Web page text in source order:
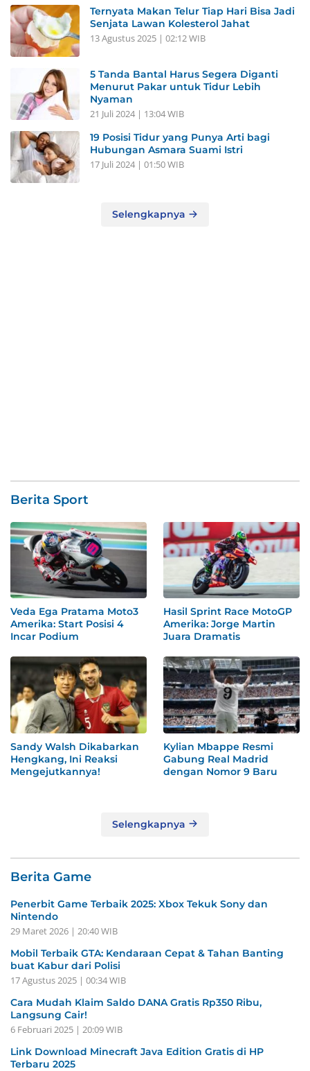
Ternyata Makan Telur Tiap Hari Bisa Jadi
Senjata Lawan Kolesterol Jahat
13 Agustus 2025 | 02:12 WIB
5 Tanda Bantal Harus Segera Diganti
Menurut Pakar untuk Tidur Lebih
Nyaman
21 Juli 2024 | 13:04 WIB
19 Posisi Tidur yang Punya Arti bagi
Hubungan Asmara Suami Istri
17 Juli 2024 | 01:50 WIB
Selengkapnya
Berita Sport
Veda Ega Pratama Moto3
Amerika: Start Posisi 4
Incar Podium
Hasil Sprint Race MotoGP
Amerika: Jorge Martin
Juara Dramatis
Sandy Walsh Dikabarkan
Hengkang, Ini Reaksi
Mengejutkannya!
Kylian Mbappe Resmi
Gabung Real Madrid
dengan Nomor 9 Baru
Selengkapnya
Berita Game
Penerbit Game Terbaik 2025: Xbox Tekuk Sony dan
Nintendo
29 Maret 2026 | 20:40 WIB
Mobil Terbaik GTA: Kendaraan Cepat & Tahan Banting
buat Kabur dari Polisi
17 Agustus 2025 | 00:34 WIB
Cara Mudah Klaim Saldo DANA Gratis Rp350 Ribu,
Langsung Cair!
6 Februari 2025 | 20:09 WIB
Link Download Minecraft Java Edition Gratis di HP
Terbaru 2025